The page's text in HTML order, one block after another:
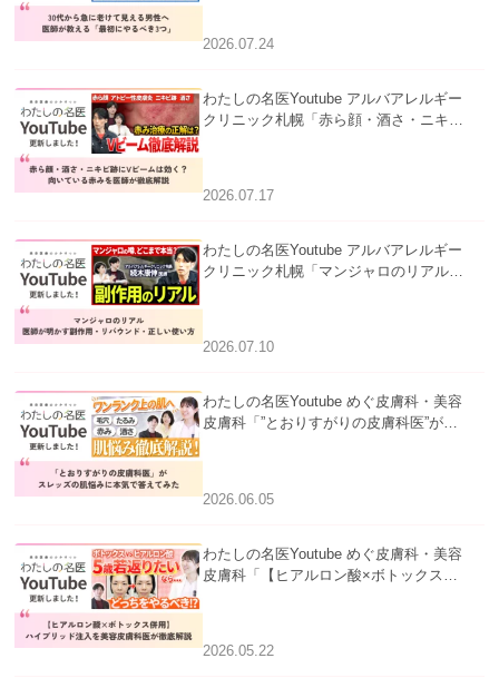
べき3つ」」を公開いたしました。
2026.07.24
わたしの名医Youtube アルバアレルギー
クリニック札幌「赤ら顔・酒さ・ニキビ
医師が徹底解説」を公開いたしました。
2026.07.17
わたしの名医Youtube アルバアレルギー
クリニック札幌「マンジャロのリアル｜
い使い方」を公開いたしました。
2026.07.10
わたしの名医Youtube めぐ皮膚科・美容
皮膚科「”とおりすがりの皮膚科医”がス
公開いたしました。
2026.06.05
わたしの名医Youtube めぐ皮膚科・美容
皮膚科「【ヒアルロン酸×ボトックス併
徹底解説」を公開いたしました。
2026.05.22